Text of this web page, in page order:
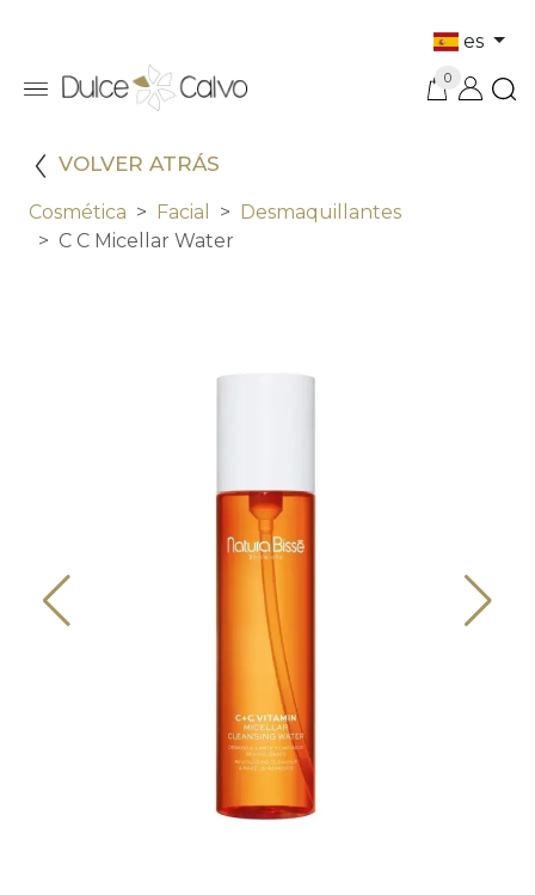
es
0
VOLVER ATRÁS
Cosmética Facial
Desmaquillantes
C C Micellar Water